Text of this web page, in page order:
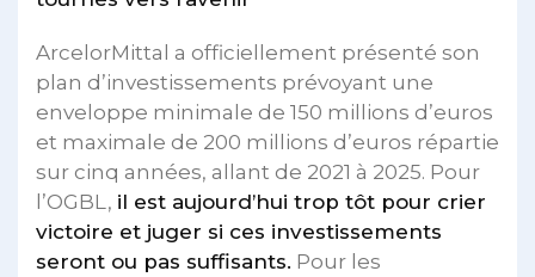
ArcelorMittal a officiellement présenté son
plan d’investissements prévoyant une
enveloppe minimale de 150 millions d’euros
et maximale de 200 millions d’euros répartie
sur cinq années, allant de 2021 à 2025. Pour
l’OGBL, il est aujourd’hui trop tôt pour crier
victoire et juger si ces investissements
seront ou pas suffisants. Pour les